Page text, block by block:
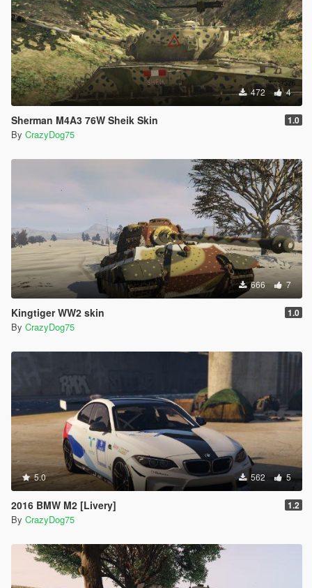
472 4
Sherman M4A3 76W Sheik Skin 1.0
By CrazyDog75
666 7
Kingtiger WW2 skin 1.0
By CrazyDog75
5.0 562 5
2016 BMW M2 [Livery] 1.2
By CrazyDog75